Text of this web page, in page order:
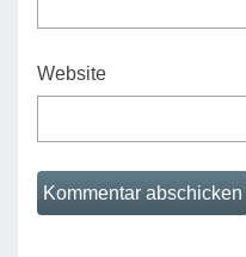
Website